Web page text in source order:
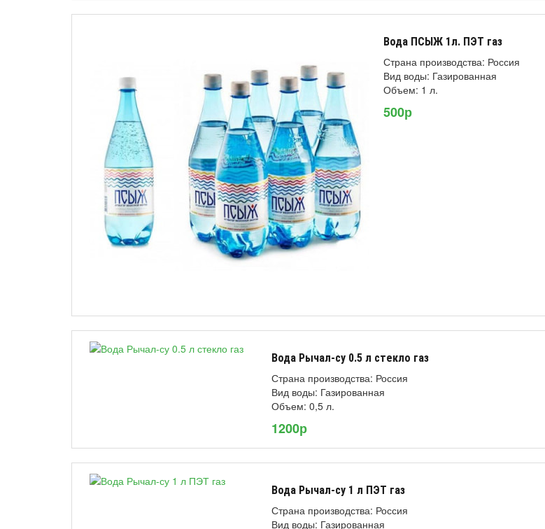
Вода ПСЫЖ 1л. ПЭТ газ
Страна производства: Россия
Вид воды: Газированная
Объем: 1 л.
500р
Вода Рычал-су 0.5 л стекло газ
Страна производства: Россия
Вид воды: Газированная
Объем: 0,5 л.
1200р
Вода Рычал-су 1 л ПЭТ газ
Страна производства: Россия
Вид воды: Газированная